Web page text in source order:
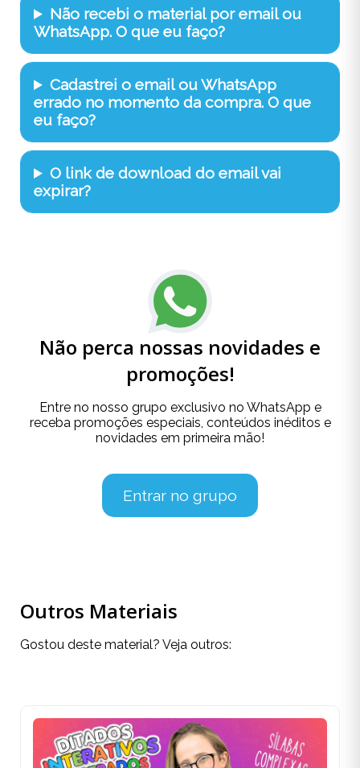
Não recebi o material por email ou
WhatsApp. O que eu faço?
Cadastrei o email ou WhatsApp
errado no momento da compra. O que
eu faço?
O link de download do email vai
expirar?
Não perca nossas novidades e
promoções!
Entre no nosso grupo exclusivo no WhatsApp e
receba promoções especiais, conteúdos inéditos e
novidades em primeira mão!
Entrar no grupo
Outros Materiais
Gostou deste material? Veja outros: